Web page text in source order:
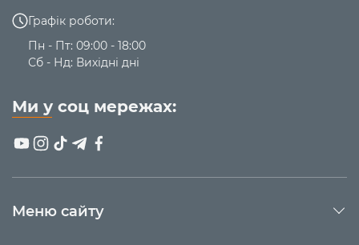
Меню сайту
Графік роботи:
Пн - Пт: 09:00 - 18:00
Сб - Нд: Вихідні дні
Ми у соц мережах: